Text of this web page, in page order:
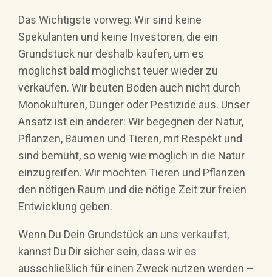
Das Wichtigste vorweg: Wir sind keine
Spekulanten und keine Investoren, die ein
Grundstück nur deshalb kaufen, um es
möglichst bald möglichst teuer wieder zu
verkaufen. Wir beuten Böden auch nicht durch
Monokulturen, Dünger oder Pestizide aus. Unser
Ansatz ist ein anderer: Wir begegnen der Natur,
Pflanzen, Bäumen und Tieren, mit Respekt und
sind bemüht, so wenig wie möglich in die Natur
einzugreifen. Wir möchten Tieren und Pflanzen
den nötigen Raum und die nötige Zeit zur freien
Entwicklung geben.
Wenn Du Dein Grundstück an uns verkaufst,
kannst Du Dir sicher sein, dass wir es
ausschließlich für einen Zweck nutzen werden –